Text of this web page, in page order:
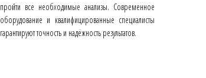
пройти все необходимые анализы. Современное
оборудование и квалифицированные специалисты
гарантируют точность и надёжность результатов.